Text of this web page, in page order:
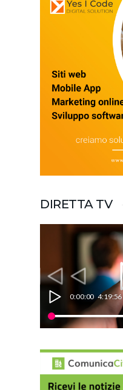
DIRETTA TV
0:00:00 4:19:56